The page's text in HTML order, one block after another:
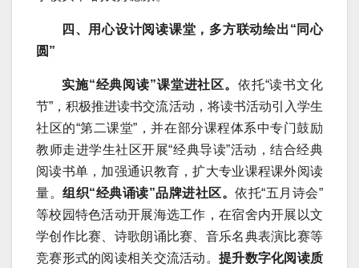
四、用心设计阅读课堂，多方联动绘出“同心
圆”
实施“经典阅读”课堂进社区。 依托“读书文化
节”，积极推进读书交流活动，将读书活动引入学生
社区的“第二课堂”，并在部分课程体系中专门鼓励
教师走进学生社区开展“经典导读”活动，结合经典
阅读书单，加强通识教育，扩大专业课程课外阅读
量。组织“经典诵读”品牌进社区。依托“五月诗会”
等校园特色活动开展海选工作，在宿舍内开展以文
学创作比赛、诗歌朗诵比赛、音乐名典表演比赛等
竞赛形式的阅读相关交流活动。 提升数字化阅读质